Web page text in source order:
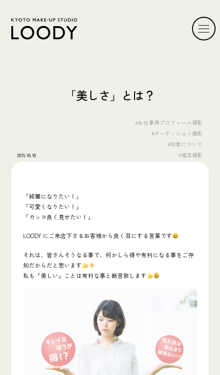
「美しさ」とは？
2019.10.18
#お仕事用プロフィール撮影
#オーディション撮影
#印象について
#就活撮影
「綺麗になりたい！」
「可愛くなりたい！」
「カッコ良く見せたい！」
LOODY にご来店下さるお客様から良く耳にする言葉です
それは、皆さんそうなる事で、何かしら得や有利になる事をご存
知だからだと思います
私も「美しい」ことは有利な事と断言致します